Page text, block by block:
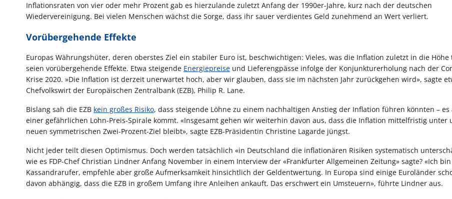
Inflationsraten von vier oder mehr Prozent gab es hierzulande zuletzt Anfang der 1990er-Jahre, kurz nach der deutschen
Wiedervereinigung. Bei vielen Menschen wächst die Sorge, dass ihr sauer verdientes Geld zunehmend an Wert verliert.
Vorübergehende Effekte
Europas Währungshüter, deren oberstes Ziel ein stabiler Euro ist, beschwichtigen: Vieles, was die Inflation zuletzt in die Höhe
seien vorübergehende Effekte. Etwa steigende Energiepreise und Lieferengpässe infolge der Konjunkturerholung nach der
Krise 2020. »Die Inflation ist derzeit unerwartet hoch, aber wir glauben, dass sie im nächsten Jahr zurückgehen wird», sagte
Chefvolkswirt der Europäischen Zentralbank (EZB), Philip R. Lane.
Bislang sah die EZB kein großes Risiko, dass steigende Löhne zu einem nachhaltigen Anstieg der Inflation führen könnten – es
einer gefährlichen Lohn-Preis-Spirale kommt. «Insgesamt gehen wir weiterhin davon aus, dass die Inflation mittelfristig unter
neuen symmetrischen Zwei-Prozent-Ziel bleibt», sagte EZB-Präsidentin Christine Lagarde jüngst.
Nicht jeder teilt diesen Optimismus. Doch werden tatsächlich «in Deutschland die inflationären Risiken systematisch
wie es FDP-Chef Christian Lindner Anfang November in einem Interview der «Frankfurter Allgemeinen Zeitung» sagte? «Ich
Kassandrarufer, empfehle aber große Aufmerksamkeit hinsichtlich der Geldentwertung. In Europa sind einige Euroländer
davon abhängig, dass die EZB in großem Umfang ihre Anleihen ankauft. Das erschwert ein Umsteuern», führte Lindner aus.